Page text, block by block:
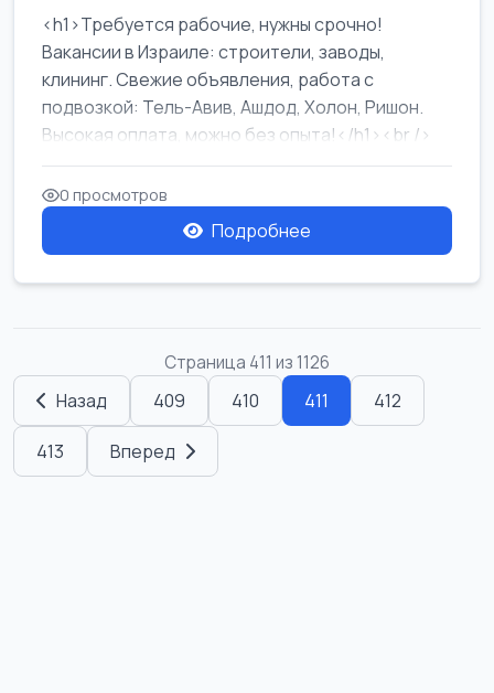
<h1>Требуется рабочие, нужны срочно!
Вакансии в Израиле: строители, заводы,
клининг. Свежие объявления, работа с
подвозкой: Тель-Авив, Ашдод, Холон, Ришон.
Высокая оплата, можно без опыта!</h1><br />
...
0 просмотров
Подробнее
Страница 411 из 1126
Назад 409 410 411 412
413 Вперед